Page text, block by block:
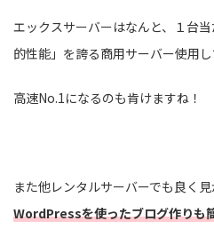
エックスサーバーはなんと、１台
的性能」を誇る商用サーバー使用し
高速No.1になるのも肯けますね！
また他レンタルサーバーでも良く見
WordPressを使ったブログ作りも